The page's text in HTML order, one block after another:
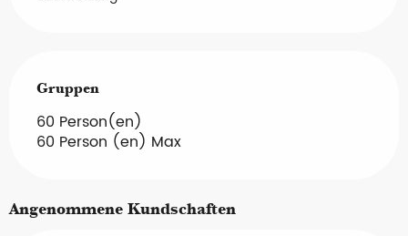
Gruppen
Gruppen
60 Person(en)
60 Person (en) Max
Angenommene Kundschaften